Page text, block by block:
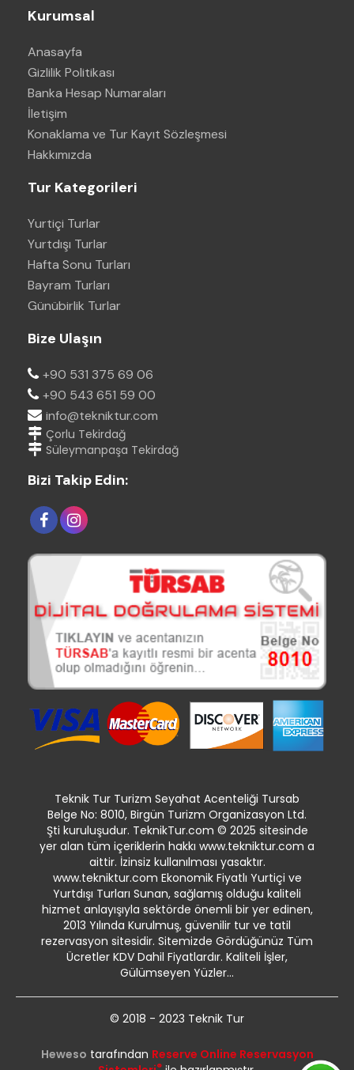
Kurumsal
Anasayfa
Gizlilik Politikası
Banka Hesap Numaraları
İletişim
Konaklama ve Tur Kayıt Sözleşmesi
Hakkımızda
Tur Kategorileri
Yurtiçi Turlar
Yurtdışı Turlar
Hafta Sonu Turları
Bayram Turları
Günübirlik Turlar
Bize Ulaşın
+90 531 375 69 06
+90 543 651 59 00
info@tekniktur.com
Çorlu Tekirdağ
Süleymanpaşa Tekirdağ
Bizi Takip Edin:
Teknik Tur Turizm Seyahat Acenteliği Tursab
Belge No: 8010, Birgün Turizm Organizasyon Ltd.
Şti kuruluşudur. TeknikTur.com © 2025 sitesinde
yer alan tüm içeriklerin hakkı www.tekniktur.com a
aittir. İzinsiz kullanılması yasaktır.
www.tekniktur.com Ekonomik Fiyatlı Yurtiçi ve
Yurtdışı Turları Sunan, sağlamış olduğu kaliteli
hizmet anlayışıyla sektörde önemli bir yer edinen,
2013 Yılında Kurulmuş, güvenilir tur ve tatil
rezervasyon sitesidir. Sitemizde Gördüğünüz Tüm
Ücretler KDV Dahil Fiyatlardır. Kaliteli İşler,
Gülümseyen Yüzler...
© 2018 - 2023 Teknik Tur
Heweso tarafından Reserve Online Reservasyon
®